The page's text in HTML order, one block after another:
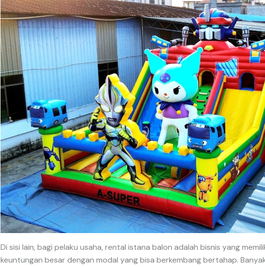
Di sisi lain, bagi pelaku usaha, rental istana balon adalah bisnis yang
keuntungan besar dengan modal yang bisa berkembang bertahap.